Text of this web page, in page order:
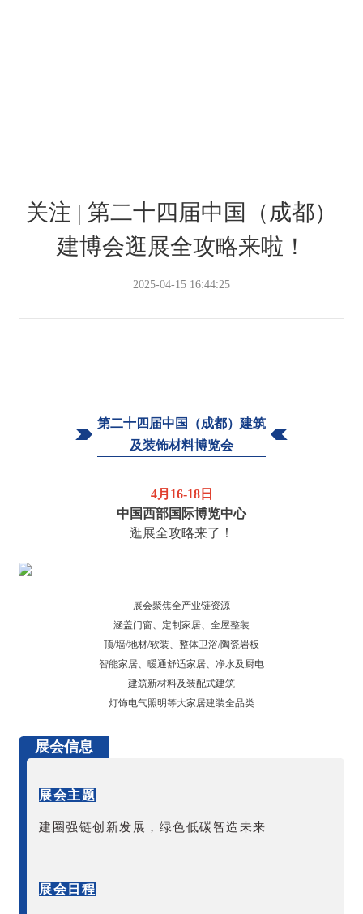
关注 | 第二十四届中国（成都）
建博会逛展全攻略来啦！
2025-04-15 16:44:25
第二十四届中国（成都） 建筑
及装饰材料博览会
4月16-18日
中国西部国际博览中心
逛展全攻略来了！
展会聚焦全产业链资源
涵盖门窗、定制家居、全屋整装
顶/墙/地材/软装、整体卫浴/陶瓷岩板
智能家居、暖通舒适家居、净水及厨电
建筑新材料及装配式建筑
灯饰电气照明等大家居建装全品类
展会信息
展会主题
建圈强链创新发展，绿色低碳智造未来
展会日程